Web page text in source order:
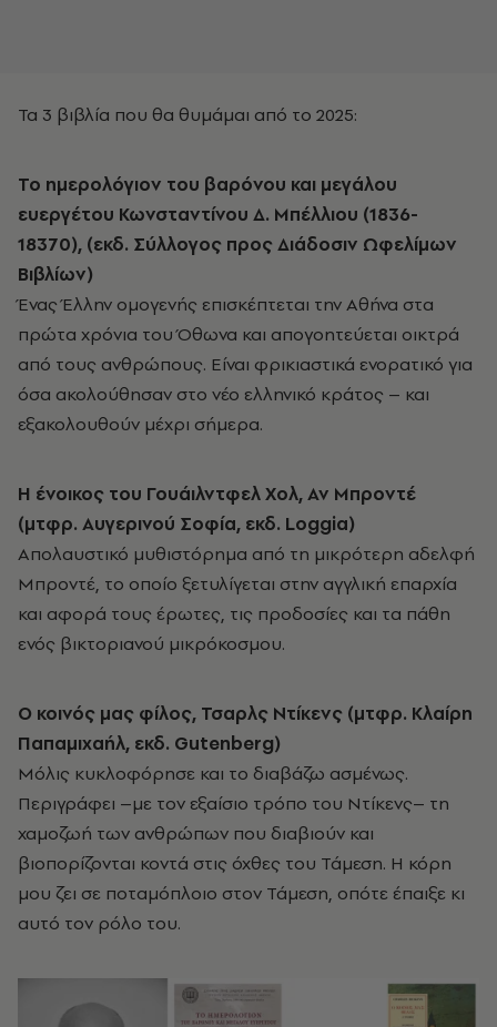
Τα 3 βιβλία που θα θυμάμαι από το 2025:
Το ημερολόγιον του βαρόνου και μεγάλου
ευεργέτου Κωνσταντίνου Δ. Μπέλλιου (1836-
18370), (εκδ. Σύλλογος προς Διάδοσιν Ωφελίμων
Βιβλίων)
Ένας Έλλην ομογενής επισκέπτεται την Αθήνα στα
πρώτα χρόνια του Όθωνα και απογοητεύεται οικτρά
από τους ανθρώπους. Είναι φρικιαστικά ενορατικό για
όσα ακολούθησαν στο νέο ελληνικό κράτος – και
εξακολουθούν μέχρι σήμερα.
Η ένοικος του Γουάιλντφελ Χολ, Αν Μπροντέ
(μτφρ. Αυγερινού Σοφία, εκδ. Loggia)
Απολαυστικό μυθιστόρημα από τη μικρότερη αδελφή
Μπροντέ, το οποίο ξετυλίγεται στην αγγλική επαρχία
και αφορά τους έρωτες, τις προδοσίες και τα πάθη
ενός βικτοριανού μικρόκοσμου.
Ο κοινός μας φίλος, Τσαρλς Ντίκενς (μτφρ. Κλαίρη
Παπαμιχαήλ, εκδ. Gutenberg)
Μόλις κυκλοφόρησε και το διαβάζω ασμένως.
Περιγράφει –με τον εξαίσιο τρόπο του Ντίκενς– τη
χαμοζωή των ανθρώπων που διαβιούν και
βιοπορίζονται κοντά στις όχθες του Τάμεση. Η κόρη
μου ζει σε ποταμόπλοιο στον Τάμεση, οπότε έπαιξε κι
αυτό τον ρόλο του.